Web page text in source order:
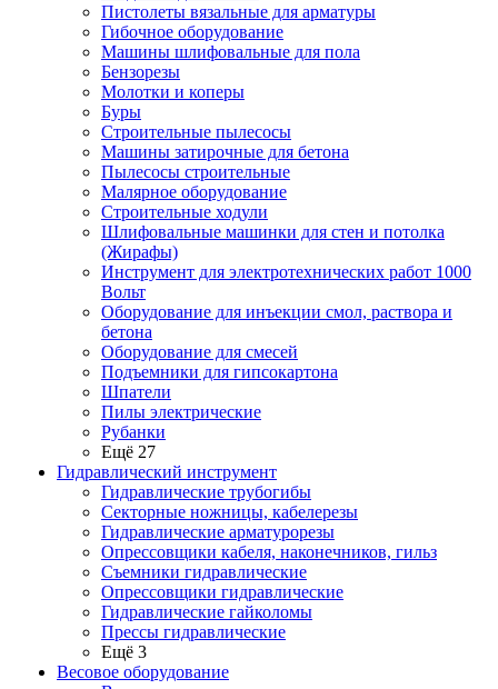
Пистолеты вязальные для арматуры
Гибочное оборудование
Машины шлифовальные для пола
Бензорезы
Молотки и коперы
Буры
Строительные пылесосы
Машины затирочные для бетона
Пылесосы строительные
Малярное оборудование
Строительные ходули
Шлифовальные машинки для стен и потолка
(Жирафы)
Инструмент для электротехнических работ 1000
Вольт
Оборудование для инъекции смол, раствора и
бетона
Оборудование для смесей
Подъемники для гипсокартона
Шпатели
Пилы электрические
Рубанки
Ещё 27
Гидравлический инструмент
Гидравлические трубогибы
Секторные ножницы, кабелерезы
Гидравлические арматурорезы
Опрессовщики кабеля, наконечников, гильз
Съемники гидравлические
Опрессовщики гидравлические
Гидравлические гайколомы
Прессы гидравлические
Ещё 3
Весовое оборудование